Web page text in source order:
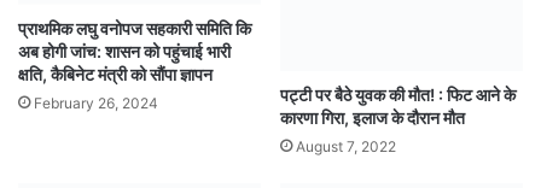
प्राथमिक लघु वनोपज सहकारी समिति कि
अब होगी जांच: शासन को पहुंचाई भारी
क्षति, कैबिनेट मंत्री को सौंपा ज्ञापन
February 26, 2024
पट्टी पर बैठे युवक की मौत! : फिट आने के
कारणा गिरा, इलाज के दौरान मौत
August 7, 2022